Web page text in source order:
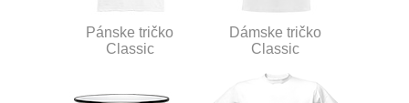
Pánske tričko
Classic
Dámske tričko
Classic